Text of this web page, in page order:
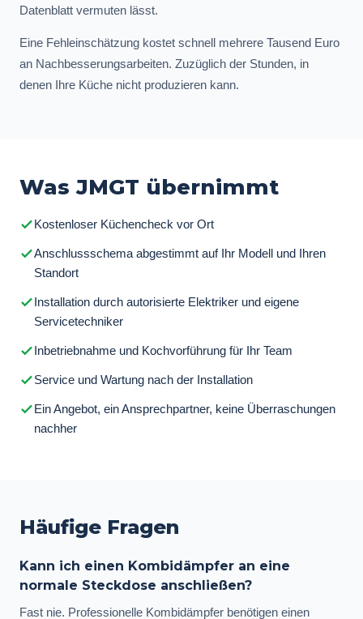
Datenblatt vermuten lässt.
Eine Fehleinschätzung kostet schnell mehrere Tausend Euro
an Nachbesserungsarbeiten. Zuzüglich der Stunden, in
denen Ihre Küche nicht produzieren kann.
Was JMGT übernimmt
Kostenloser Küchencheck vor Ort
Anschlussschema abgestimmt auf Ihr Modell und Ihren
Standort
Installation durch autorisierte Elektriker und eigene
Servicetechniker
Inbetriebnahme und Kochvorführung für Ihr Team
Service und Wartung nach der Installation
Ein Angebot, ein Ansprechpartner, keine Überraschungen
nachher
Häufige Fragen
Kann ich einen Kombidämpfer an eine
normale Steckdose anschließen?
Fast nie. Professionelle Kombidämpfer benötigen einen